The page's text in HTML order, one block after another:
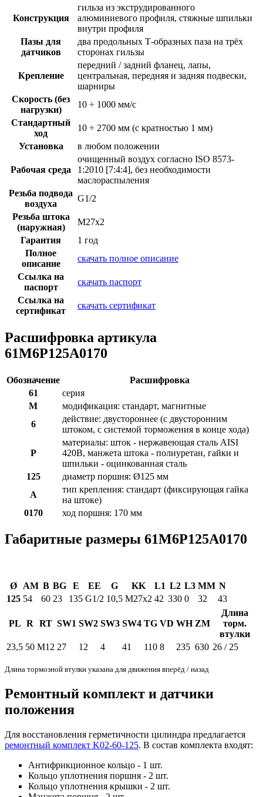
Конструкция
гильза из экструдированного
алюминиевого профиля, стяжные шпильки
внутри профиля
Пазы для
датчиков
два продольных Т-образных паза на трёх
сторонах гильзы
Крепление
передний / задний фланец, лапы,
центральная, передняя и задняя подвески,
шарниры
Скорость (без
нагрузки)
10 ÷ 1000 мм/с
Стандартный
ход
10 ÷ 2700 мм (с кратностью 1 мм)
Установка
в любом положении
Рабочая среда
очищенный воздух согласно ISO 8573-
1:2010 [7:4:4], без необходимости
маслораспыления
Резьба подвода
воздуха
G1/2
Резьба штока
(наружная)
M27x2
Гарантия
1 год
Полное
описание
скачать полное описание
Ссылка на
паспорт
скачать паспорт
Ссылка на
сертификат
скачать сертификат
Расшифровка артикула
61M6P125A0170
Обозначение
Расшифровка
61
серия
M
модификация: стандарт, магнитные
6
действие: двустороннее (с двусторонним
штоком, с системой торможения в конце хода)
P
материалы: шток - нержавеющая сталь AISI
420B, манжета штока - полиуретан, гайки и
шпильки - оцинкованная сталь
125
диаметр поршня: Ø125 мм
A
тип крепления: стандарт (фиксирующая гайка
на штоке)
0170
ход поршня: 170 мм
Габаритные размеры 61M6P125A0170
Ø AM B BG E EE G KK L1 L2 L3 MM N
125 54 60 23 135 G1/2 10,5 M27x2 42 330 0 32 43
PL R RT SW1 SW2 SW3 SW4 TG VD WH ZM
Длина
торм.
втулки
23,5 50 M12 27 12 4 41 110 8 235 630 26 / 25
Длина тормозной втулки указана для движения вперёд / назад
Ремонтный комплект и датчики
положения
Для восстановления герметичности цилиндра предлагается
ремонтный комплект K02-60-125. В состав комплекта входят:
Антифрикционное кольцо - 1 шт.
Кольцо уплотнения поршня - 2 шт.
Кольцо уплотнения крышки - 2 шт.